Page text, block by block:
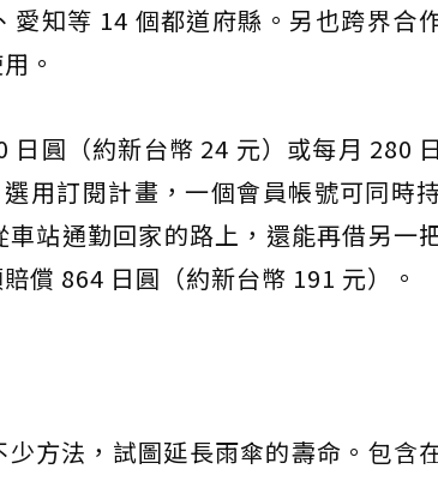
知等 14 個都道府縣。另也跨界合
。
圓（約新台幣 24 元）或每月 280
用訂閱計畫，一個會員帳號可同時
站通勤回家的路上，還能再借另一
償 864 日圓（約新台幣 191 元）。
方法，試圖延長雨傘的壽命。包含